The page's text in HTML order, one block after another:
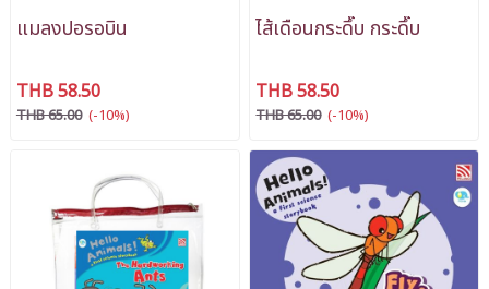
แมลงปอรอบิน
THB 58.50
THB 65.00 (-10%)
ไส้เดือนกระดึ๊บ กระดึ๊บ
THB 58.50
THB 65.00 (-10%)